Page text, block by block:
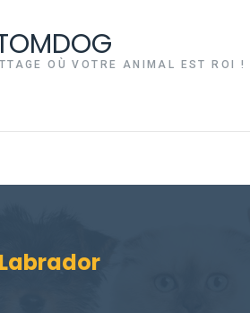
OÙ VOTRE ANIMAL EST ROI !
Labrador